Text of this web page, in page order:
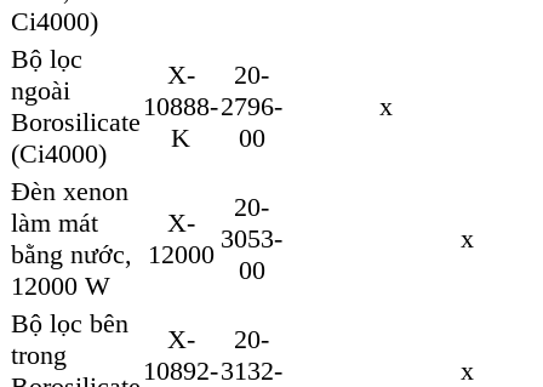
Ci4000)
Bộ lọc
ngoài
Borosilicate
(Ci4000)
X-
10888-
K
20-
2796-
00
x
Đèn xenon
làm mát
bằng nước,
12000 W
X-
12000
20-
3053-
00
x
Bộ lọc bên
trong
X-
10892-
20-
3132-
x